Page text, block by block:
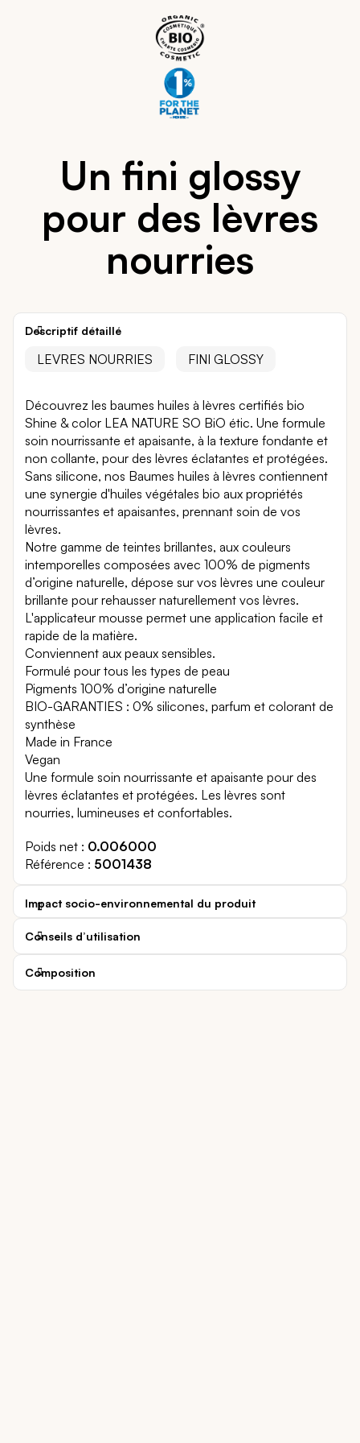
Un fini glossy
pour des lèvres
nourries
Descriptif détaillé
LEVRES NOURRIES FINI GLOSSY
Découvrez les baumes huiles à lèvres certifiés bio
Shine & color LEA NATURE SO BiO étic. Une formule
soin nourrissante et apaisante, à la texture fondante et
non collante, pour des lèvres éclatantes et protégées.
Sans silicone, nos Baumes huiles à lèvres contiennent
une synergie d'huiles végétales bio aux propriétés
nourrissantes et apaisantes, prennant soin de vos
lèvres.
Notre gamme de teintes brillantes, aux couleurs
intemporelles composées avec 100% de pigments
d’origine naturelle, dépose sur vos lèvres une couleur
brillante pour rehausser naturellement vos lèvres.
L'applicateur mousse permet une application facile et
rapide de la matière.
Conviennent aux peaux sensibles.
Formulé pour tous les types de peau
Pigments 100% d’origine naturelle
BIO-GARANTIES : 0% silicones, parfum et colorant de
synthèse
Made in France
Vegan
Une formule soin nourrissante et apaisante pour des
lèvres éclatantes et protégées. Les lèvres sont
nourries, lumineuses et confortables.
Poids net
0.006000
Référence
5001438
Impact socio-environnemental du produit
Conseils d’utilisation
Composition